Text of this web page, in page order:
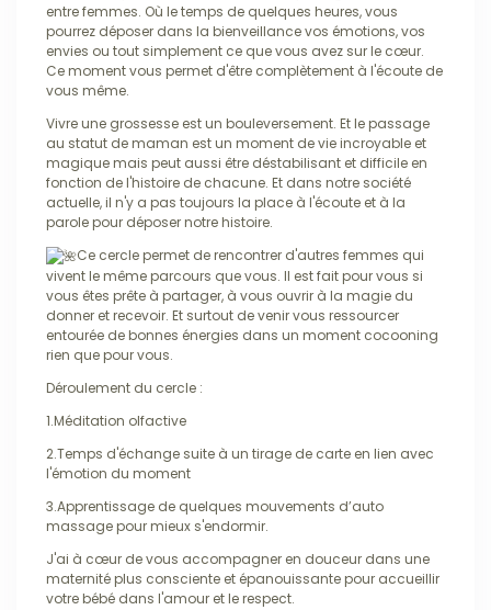
entre femmes. Où le temps de quelques heures, vous
pourrez déposer dans la bienveillance vos émotions, vos
envies ou tout simplement ce que vous avez sur le cœur.
Ce moment vous permet d'être complètement à l'écoute de
vous même.
Vivre une grossesse est un bouleversement. Et le passage
au statut de maman est un moment de vie incroyable et
magique mais peut aussi être déstabilisant et difficile en
fonction de l'histoire de chacune. Et dans notre société
actuelle, il n'y a pas toujours la place à l'écoute et à la
parole pour déposer notre histoire.
Ce cercle permet de rencontrer d'autres femmes qui
vivent le même parcours que vous. Il est fait pour vous si
vous êtes prête à partager, à vous ouvrir à la magie du
donner et recevoir. Et surtout de venir vous ressourcer
entourée de bonnes énergies dans un moment cocooning
rien que pour vous.
Déroulement du cercle :
1.Méditation olfactive
2.Temps d'échange suite à un tirage de carte en lien avec
l'émotion du moment
3.Apprentissage de quelques mouvements d’auto
massage pour mieux s'endormir.
J'ai à cœur de vous accompagner en douceur dans une
maternité plus consciente et épanouissante pour accueillir
votre bébé dans l'amour et le respect.